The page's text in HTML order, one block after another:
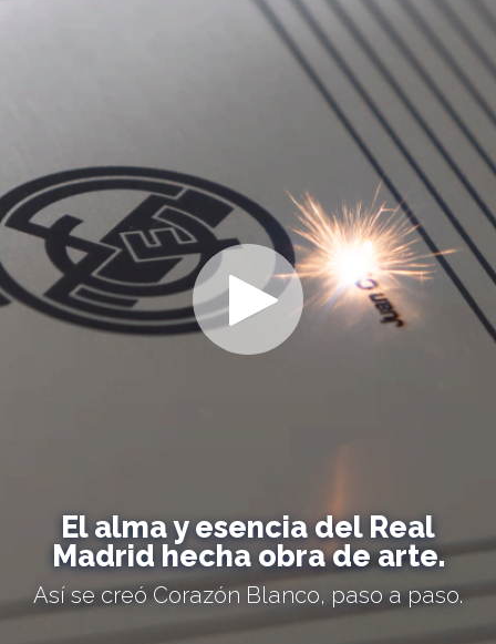
El alma y esencia del Real
Madrid hecha obra de arte.
Así se creó Corazón Blanco, paso a paso.